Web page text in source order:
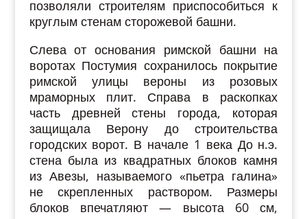
позволяли строителям приспособиться к
круглым стенам сторожевой башни.
Слева от основания римской башни на
воротах Постумия сохранилось покрытие
римской улицы вероны из розовых
мраморных плит. Справа в раскопках
часть древней стены города, которая
защищала Верону до строительства
городских ворот. В начале 1 века До н.э.
стена была из квадратных блоков камня
из Авезы, называемого «пьетра галина»
не скрепленных раствором. Размеры
блоков впечатляют — высота 60 см,